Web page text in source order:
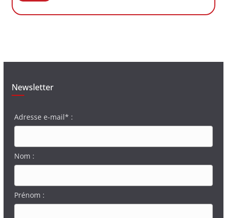
Newsletter
Adresse e-mail* :
Nom :
Prénom :